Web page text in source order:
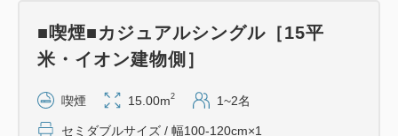
・コーヒーラウンジ「カフェ・ド・パリ」
お待ち合わせご商談などにお気軽にご利用下さい
■喫煙■カジュアルシングル［15平
米・イオン建物側］
喫煙 15.00m2 1~2名
セミダブルサイズ / 幅100-120cm×1